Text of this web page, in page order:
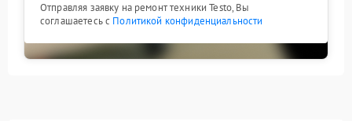
Отправляя заявку на ремонт техники Testo, Вы
соглашаетесь с Политикой конфиденциальности